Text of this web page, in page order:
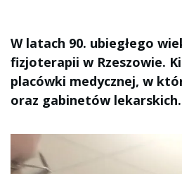
W latach 90. ubiegłego
fizjoterapii w Rzeszowie.
placówki medycznej, w
oraz gabinetów lekarskich.